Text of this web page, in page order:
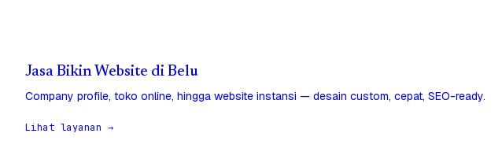
Jasa Bikin Website di Belu
Company profile, toko online, hingga website instansi — desain custom, cepat, SEO-ready.
Lihat layanan →